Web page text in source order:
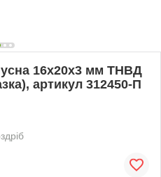
16х20х3 мм ТНВД
артикул 312450-П